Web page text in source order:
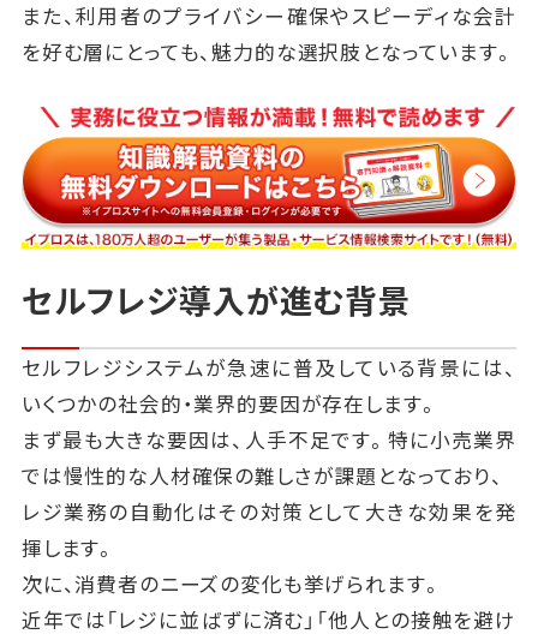
また、利用者のプライバシー確保やスピーディな会計
を好む層にとっても、魅力的な選択肢となっています。
セルフレジ導入が進む背景
セルフレジシステムが急速に普及している背景には、
いくつかの社会的・業界的要因が存在します。
まず最も大きな要因は、人手不足です。特に小売業界
では慢性的な人材確保の難しさが課題となっており、
レジ業務の自動化はその対策として大きな効果を発
揮します。
次に、消費者のニーズの変化も挙げられます。
近年では「レジに並ばずに済む」「他人との接触を避け